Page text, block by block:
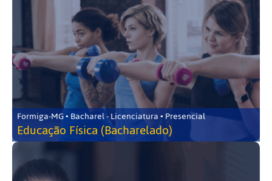
Formiga-MG • Bacharel - Licenciatura • Presencial
Educação Física (Bacharelado)